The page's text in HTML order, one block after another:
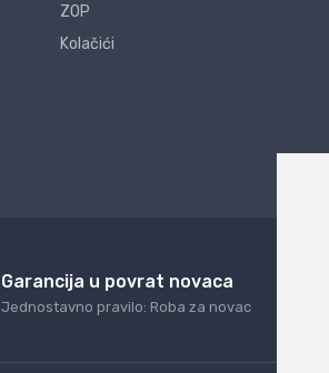
ZOP
Kolačići
Garancija u povrat novaca
Jednostavno pravilo: Roba za novac